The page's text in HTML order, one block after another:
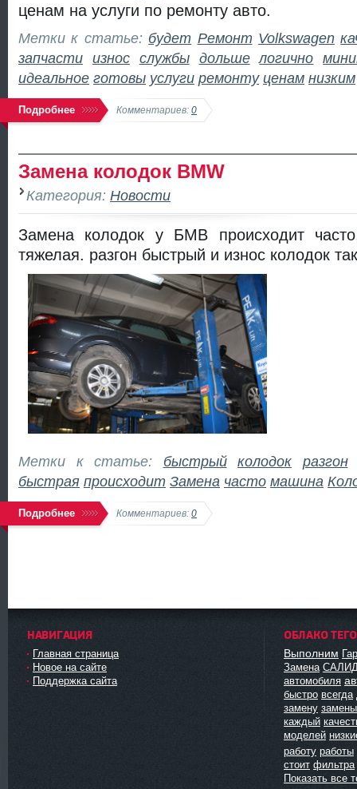
ценам на услуги по ремонту авто.
Метки к статье: будет Ремонт Volkswagen
запчасти износ службы дольше логично
идеальное готовы услуги ремонту ценам низким
Подробнее Комментариев: 0
Замена колодок BMW
Категория: Новости
Замена колодок у БМВ происходит
тяжелая. разгон быстрый и износ колодок
Метки к статье: быстрый колодок
разгон
быстрая происходит Замена часто машина
Подробнее Комментариев: 0
НАВИГАЦИЯ
Главная страница
Новое на сайте
Поддержка сайта
ОБЛАКО
Выполним
Замена
автомобиля
быстро всегда
замену замены
каждый
моделей
работу работы
стоит фильтра
Показать все